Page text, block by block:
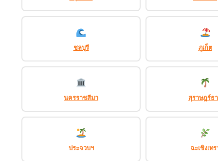
ชลบุรี ภูเก็ต
นครราชสีมา สุราษฎร์ธ
ประจวบฯ ฉะเชิงเทร